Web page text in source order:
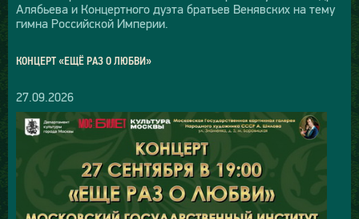
Алябьева и Концертного дуэта братьев Венявских на тему
гимна Российской Империи.
КОНЦЕРТ «ЕЩЁ РАЗ О ЛЮБВИ»
27.09.2026